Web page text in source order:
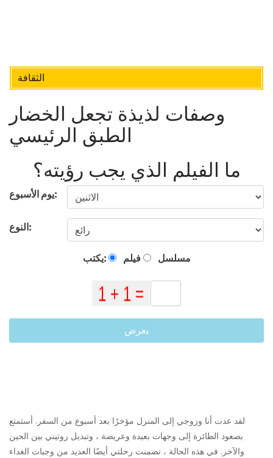
الثقافة
وصفات لذيذة تجعل الخضار
الطبق الرئيسي
ما الفيلم الذي يجب رؤيته؟
يوم الأسبوع:
النوع:
يكتب: فيلم مسلسل
يعرض
لقد عدت أنا وزوجي إلى المنزل مؤخرًا بعد أسبوع من السفر. أستمتع
بصعود الطائرة إلى وجهات بعيدة وعريضة ، وتبديل روتيني بين الحين
والآخر. في هذه الحالة ، تضمنت رحلتي أيضًا العديد من وجبات الغداء